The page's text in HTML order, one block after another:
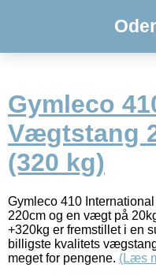
Gymleco
Vægtstang
(320 kg)
Gymleco 410
220cm og en vægt på
+320kg er fremstillet i en
billigste kvalitets
meget for pengene. (Læs